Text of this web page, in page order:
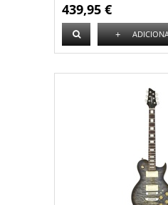
439,95 €
+